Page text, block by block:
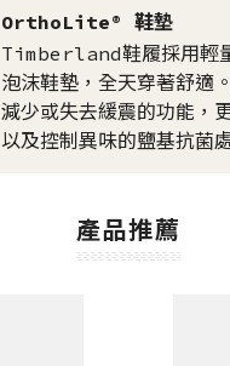
OrthoLite® 鞋墊
Timberland鞋履採用
泡沫鞋墊，全天穿著舒適
減少或失去緩震的功能，
以及控制異味的鹽基抗菌
產品推薦